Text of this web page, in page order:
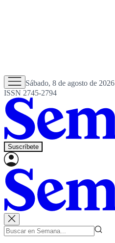
Sábado, 8 de agosto de 2026
ISSN 2745-2794
Suscríbete